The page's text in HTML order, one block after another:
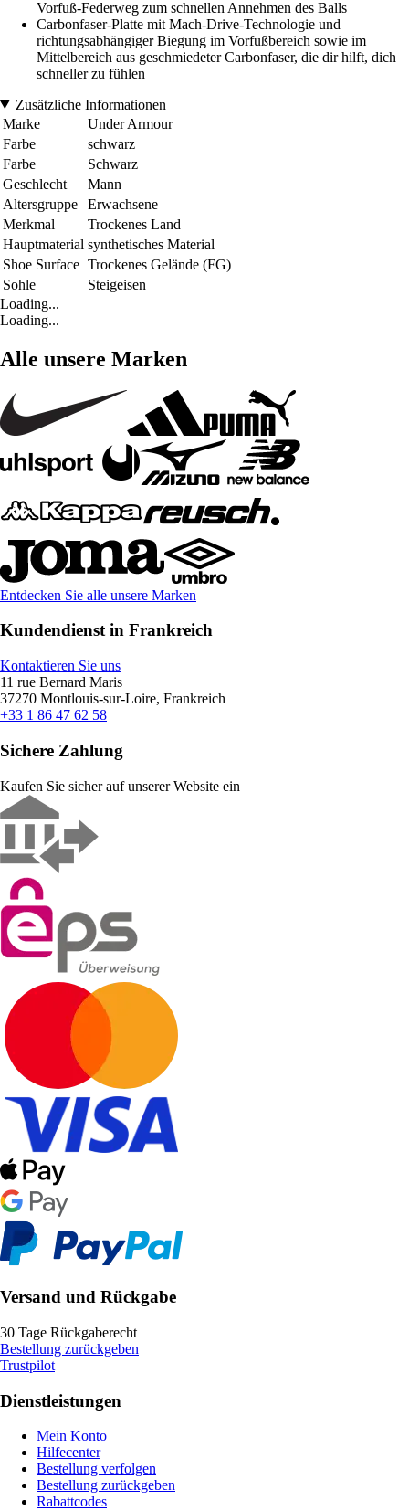
Vorfuß-Federweg zum schnellen Annehmen des Balls
Carbonfaser-Platte mit Mach-Drive-Technologie und
richtungsabhängiger Biegung im Vorfußbereich sowie im
Mittelbereich aus geschmiedeter Carbonfaser, die dir hilft, dich
schneller zu fühlen
Zusätzliche Informationen
Marke
Under Armour
Farbe
schwarz
Farbe
Schwarz
Geschlecht
Mann
Altersgruppe
Erwachsene
Merkmal
Trockenes Land
Hauptmaterial synthetisches Material
Shoe Surface Trockenes Gelände (FG)
Sohle
Steigeisen
Loading...
Loading...
Alle unsere Marken
Entdecken Sie alle unsere Marken
Kundendienst in Frankreich
Kontaktieren Sie uns
11 rue Bernard Maris
37270 Montlouis-sur-Loire, Frankreich
+33 1 86 47 62 58
Sichere Zahlung
Kaufen Sie sicher auf unserer Website ein
Versand und Rückgabe
30 Tage Rückgaberecht
Bestellung zurückgeben
Trustpilot
Dienstleistungen
Mein Konto
Hilfecenter
Bestellung verfolgen
Bestellung zurückgeben
Rabattcodes